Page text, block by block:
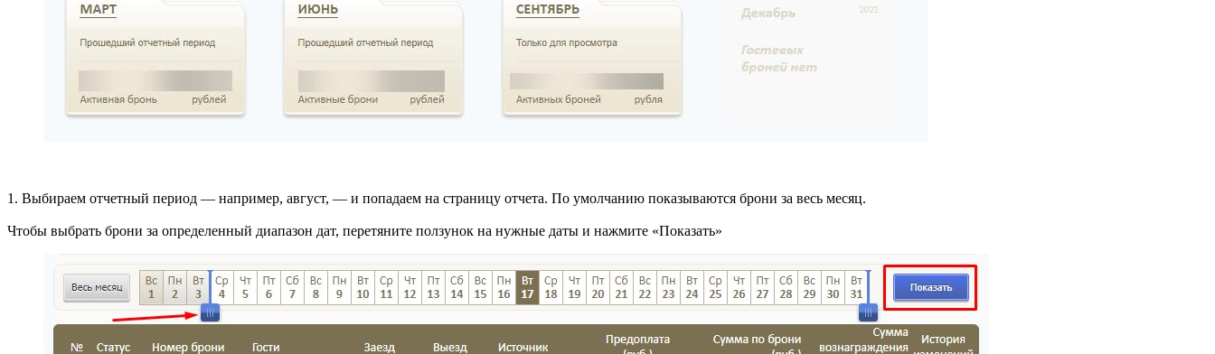
1. Выбираем отчетный период — например, август, — и попадаем на страницу отчета. По умолчанию показываются брони за весь месяц.
Чтобы выбрать брони за определенный диапазон дат, перетяните ползунок на нужные даты и нажмите «Показать»